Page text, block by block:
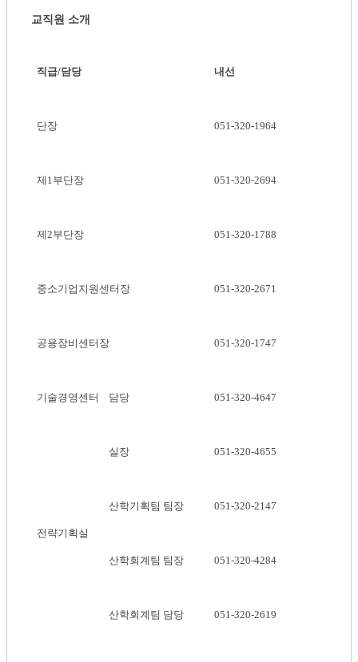
교직원 소개
직급/담당 내선
단장 051-320-1964
제1부단장 051-320-2694
제2부단장 051-320-1788
중소기업지원센터장 051-320-2671
공용장비센터장 051-320-1747
기술경영센터 담당 051-320-4647
전략기획실
실장 051-320-4655
산학기획팀 팀장 051-320-2147
산학회계팀 팀장 051-320-4284
산학회계팀 담당 051-320-2619